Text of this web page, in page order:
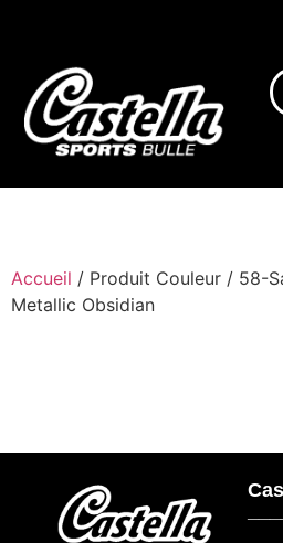
Accueil / Produit Couleur / 58-
Metallic Obsidian